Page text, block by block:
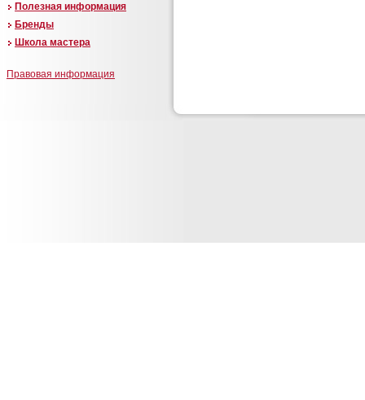
Полезная информация
Бренды
Школа мастера
Правовая информация